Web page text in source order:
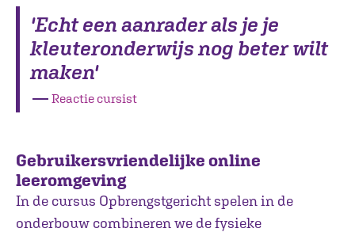
'Echt een aanrader als je je
kleuteronderwijs nog beter wilt
maken'
― Reactie cursist
Gebruikersvriendelijke online
leeromgeving
In de cursus Opbrengstgericht spelen in de
onderbouw combineren we de fysieke